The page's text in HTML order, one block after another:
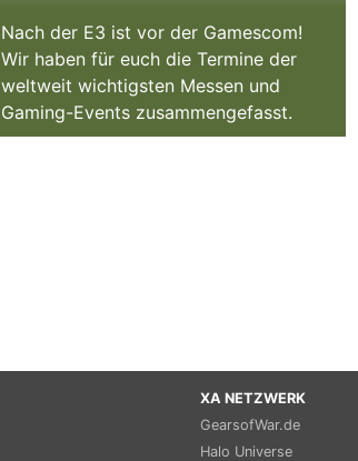
Nach der E3 ist vor der Gamescom!
Wir haben für euch die Termine der
weltweit wichtigsten Messen und
Gaming-Events zusammengefasst.
XA NETZWERK
GearsofWar.de
Halo Universe